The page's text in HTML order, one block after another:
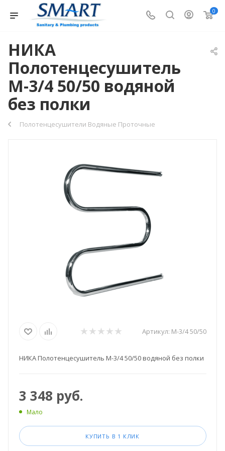
0
НИКА
Полотенцесушитель
М-3/4 50/50 водяной
без полки
Полотенцесушители Водяные Проточные
Артикул: М-3/4 50/50
НИКА Полотенцесушитель М-3/4 50/50 водяной без полки
3 348 руб.
Мало
КУПИТЬ В 1 КЛИК